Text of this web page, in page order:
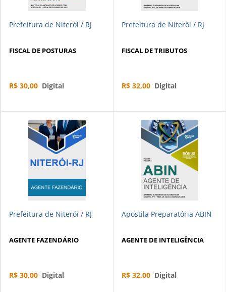
Prefeitura de Niterói / RJ
FISCAL DE POSTURAS
R$ 30,00 Digital
Prefeitura de Niterói / RJ
FISCAL DE TRIBUTOS
R$ 32,00 Digital
Prefeitura de Niterói / RJ
AGENTE FAZENDÁRIO
R$ 30,00 Digital
Apostila Preparatória ABIN
AGENTE DE INTELIGÊNCIA
R$ 32,00 Digital